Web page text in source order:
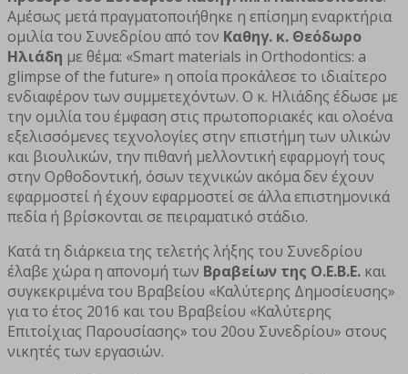
Αμέσως μετά πραγματοποιήθηκε η επίσημη εναρκτήρια
ομιλία του Συνεδρίου από τον Καθηγ. κ. Θεόδωρο
Ηλιάδη με θέμα: «Smart materials in Orthodontics: a
glimpse of the future» η οποία προκάλεσε το ιδιαίτερο
ενδιαφέρον των συμμετεχόντων. Ο κ. Ηλιάδης έδωσε με
την ομιλία του έμφαση στις πρωτοποριακές και ολοένα
εξελισσόμενες τεχνολογίες στην επιστήμη των υλικών
και βιουλικών, την πιθανή μελλοντική εφαρμογή τους
στην Ορθοδοντική, όσων τεχνικών ακόμα δεν έχουν
εφαρμοστεί ή έχουν εφαρμοστεί σε άλλα επιστημονικά
πεδία ή βρίσκονται σε πειραματικό στάδιο.
Κατά τη διάρκεια της τελετής λήξης του Συνεδρίου
έλαβε χώρα η απονομή των Βραβείων της Ο.Ε.Β.Ε. και
συγκεκριμένα του Βραβείου «Καλύτερης Δημοσίευσης»
για το έτος 2016 και του Βραβείου «Καλύτερης
Επιτοίχιας Παρουσίασης» του 20ου Συνεδρίου» στους
νικητές των εργασιών.